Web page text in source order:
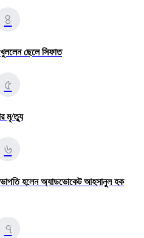
৪
ছেলে সিফাত
৫
মৃ/ত্যু
৬
সভাপতি হলেন অ্যাডভোকেট আহসানুল হক
৭